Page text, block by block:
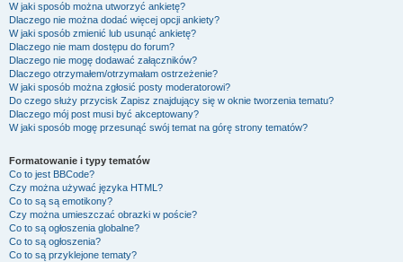
W jaki sposób można utworzyć ankietę?
Dlaczego nie można dodać więcej opcji ankiety?
W jaki sposób zmienić lub usunąć ankietę?
Dlaczego nie mam dostępu do forum?
Dlaczego nie mogę dodawać załączników?
Dlaczego otrzymałem/otrzymałam ostrzeżenie?
W jaki sposób można zgłosić posty moderatorowi?
Do czego służy przycisk Zapisz znajdujący się w oknie tworzenia tematu?
Dlaczego mój post musi być akceptowany?
W jaki sposób mogę przesunąć swój temat na górę strony tematów?
Formatowanie i typy tematów
Co to jest BBCode?
Czy można używać języka HTML?
Co to są są emotikony?
Czy można umieszczać obrazki w poście?
Co to są ogłoszenia globalne?
Co to są ogłoszenia?
Co to są przyklejone tematy?